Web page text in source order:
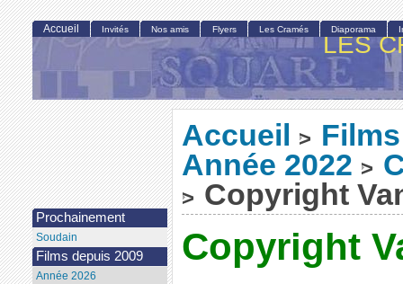
LES
Accueil >
Année 2022 >
> Copyright
Copyright
Accueil Invités Nos amis Flyers Les Cramés Diaporama
Prochainement
Soudain
Films depuis 2009
Année 2026